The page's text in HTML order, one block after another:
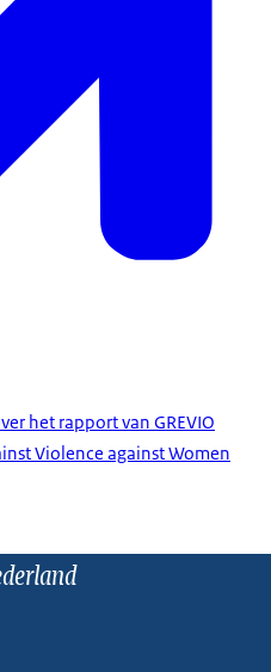
het rapport van GREVIO
Violence against Women